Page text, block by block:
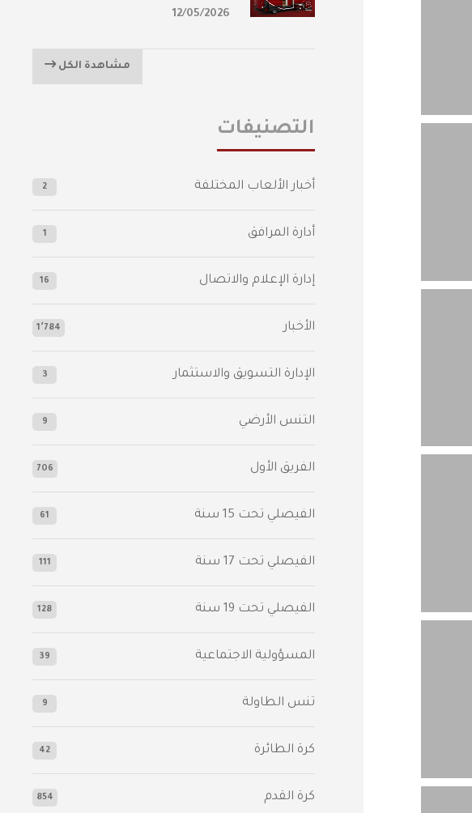
12/05/2026
مشاهدة الكل
التصنيفات
أخبار الألعاب المختلفة 2
أدارة المرافق 1
إدارة الإعلام والاتصال 16
الأخبار 1٬784
الإدارة التسويق والاستثمار 3
التنس الأرضي 9
الفريق الأول 706
الفيصلي‬⁩ تحت 15 سنة 61
‫الفيصلي‬⁩ تحت 17 سنة 111
الفيصلي‬⁩ تحت 19 سنة 128
المسؤولية الاجتماعية 39
تنس الطاولة 9
كرة الطائرة 42
كرة القدم 854